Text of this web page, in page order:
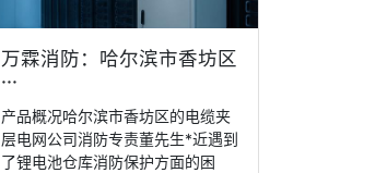
万霖消防：哈尔滨市香坊区
···
产品概况哈尔滨市香坊区的电缆夹
层电网公司消防专责董先生*近遇到
了锂电池仓库消防保护方面的困